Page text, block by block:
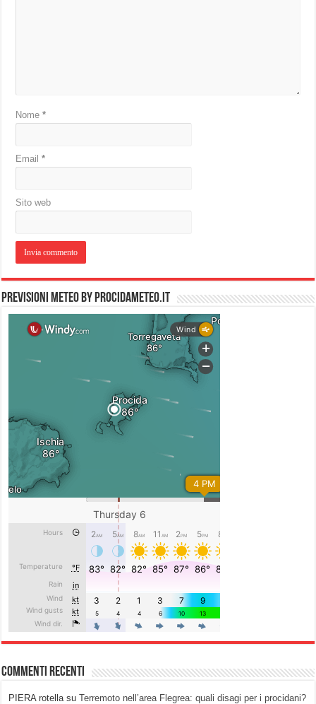
Nome*
Email*
Sito web
PREVISIONI METEO by PROCIDAMETEO.IT
Commenti recenti
PIERA rotella suTerremoto nell’area Flegrea: quali disagi per i procidani?